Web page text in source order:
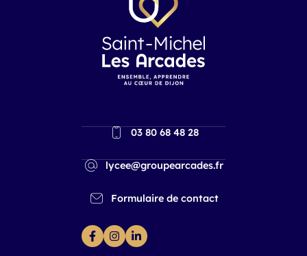
03 80 68 48 28
lycee@groupearcades.fr
Formulaire de contact